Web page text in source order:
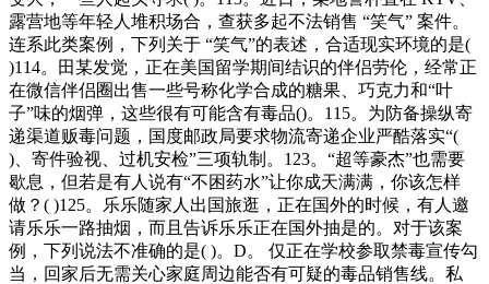
露营地等年轻人堆积场合，查获多起不法销售 “笑气” 案件。
连系此类案例，下列关于 “笑气”的表述，合适现实环境的是(
)114。田某发觉，正在美国留学期间结识的伴侣劳伦，经常正
在微信伴侣圈出售一些号称化学合成的糖果、巧克力和“叶
子”味的烟弹，这些很有可能含有毒品()。115。为防备操纵寄
递渠道贩毒问题，国度邮政局要求物流寄递企业严酷落实“(
)、寄件验视、过机安检”三项轨制。123。“超等豪杰”也需要
歇息，但若是有人说有“不困药水”让你成天满满，你该怎样
做？( )125。乐乐随家人出国旅逛，正在国外的时候，有人邀
请乐乐一路抽烟，而且告诉乐乐正在国外抽是的。对于该案
例，下列说法不准确的是( )。D。 仅正在学校参取禁毒宣传勾
当，回家后无需关心家庭周边能否有可疑的毒品销售线。私